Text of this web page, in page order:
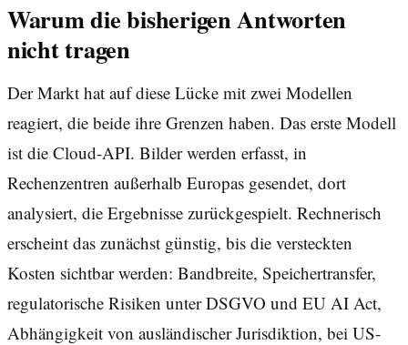
Warum die bisherigen Antworten
nicht tragen
Der Markt hat auf diese Lücke mit zwei Modellen
reagiert, die beide ihre Grenzen haben. Das erste Modell
ist die Cloud-API. Bilder werden erfasst, in
Rechenzentren außerhalb Europas gesendet, dort
analysiert, die Ergebnisse zurückgespielt. Rechnerisch
erscheint das zunächst günstig, bis die versteckten
Kosten sichtbar werden: Bandbreite, Speichertransfer,
regulatorische Risiken unter DSGVO und EU AI Act,
Abhängigkeit von ausländischer Jurisdiktion, bei US-